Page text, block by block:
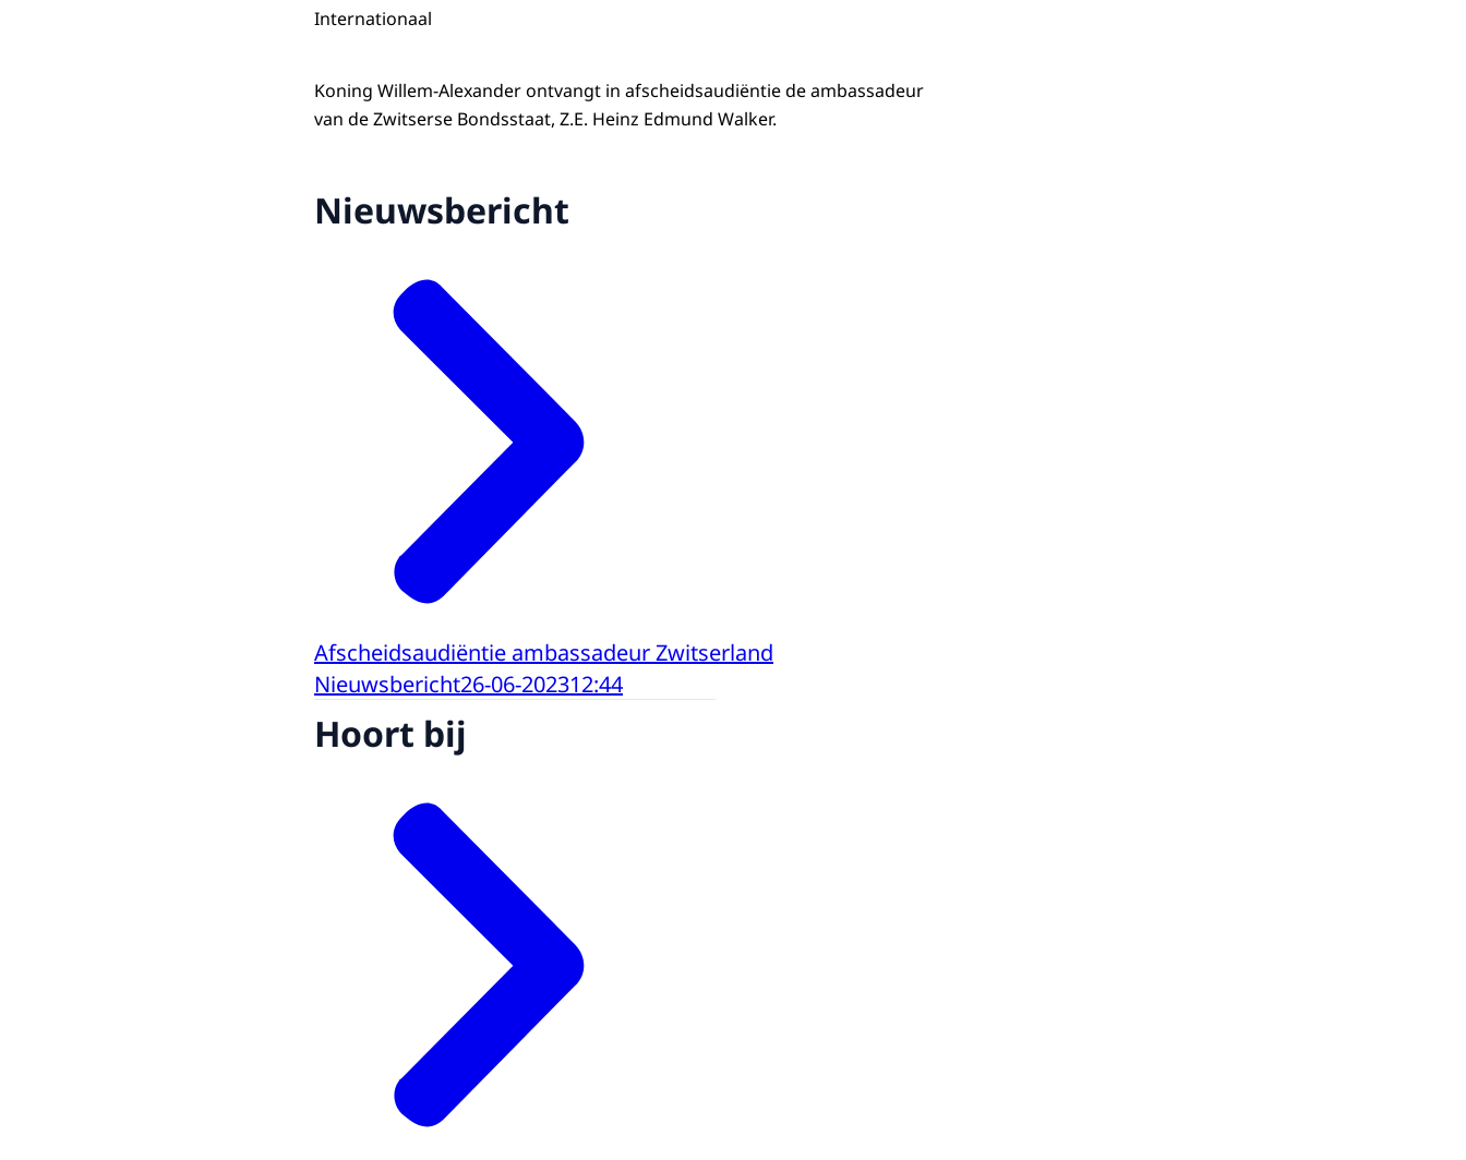
Internationaal
Koning Willem-Alexander ontvangt in afscheidsaudiëntie de ambassadeur
van de Zwitserse Bondsstaat, Z.E. Heinz Edmund Walker.
Nieuwsbericht
Afscheidsaudiëntie ambassadeur Zwitserland
Nieuwsbericht26-06-202312:44
Hoort bij